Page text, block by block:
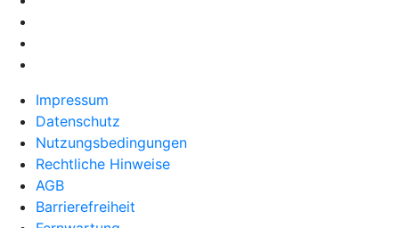
Impressum
Datenschutz
Nutzungsbedingungen
Rechtliche Hinweise
AGB
Barrierefreiheit